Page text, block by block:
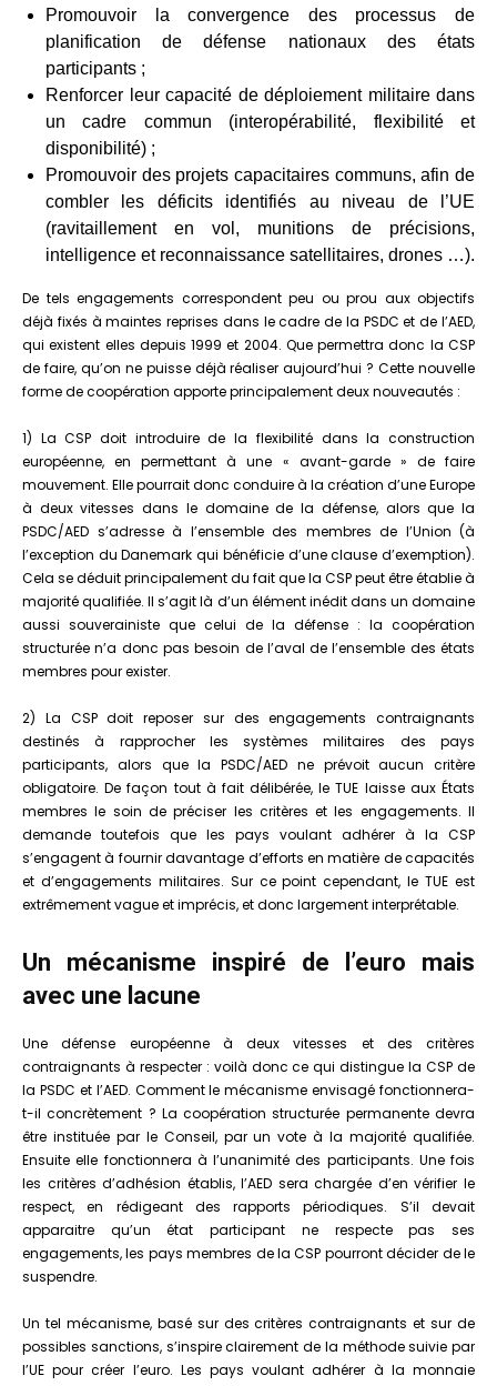
Promouvoir la convergence des processus de
planification de défense nationaux des états
participants ;
Renforcer leur capacité de déploiement militaire dans
un cadre commun (interopérabilité, flexibilité et
disponibilité) ;
Promouvoir des projets capacitaires communs, afin de
combler les déficits identifiés au niveau de l’UE
(ravitaillement en vol, munitions de précisions,
intelligence et reconnaissance satellitaires, drones …).
De tels engagements correspondent peu ou prou aux objectifs
déjà fixés à maintes reprises dans le cadre de la PSDC et de l’AED,
qui existent elles depuis 1999 et 2004. Que permettra donc la CSP
de faire, qu’on ne puisse déjà réaliser aujourd’hui ? Cette nouvelle
forme de coopération apporte principalement deux nouveautés :
1) La CSP doit introduire de la flexibilité dans la construction
européenne, en permettant à une « avant-garde » de faire
mouvement. Elle pourrait donc conduire à la création d’une Europe
à deux vitesses dans le domaine de la défense, alors que la
PSDC/AED s’adresse à l’ensemble des membres de l’Union (à
l’exception du Danemark qui bénéficie d’une clause d’exemption).
Cela se déduit principalement du fait que la CSP peut être établie à
majorité qualifiée. Il s’agit là d’un élément inédit dans un domaine
aussi souverainiste que celui de la défense : la coopération
structurée n’a donc pas besoin de l’aval de l’ensemble des états
membres pour exister.
2) La CSP doit reposer sur des engagements contraignants
destinés à rapprocher les systèmes militaires des pays
participants, alors que la PSDC/AED ne prévoit aucun critère
obligatoire. De façon tout à fait délibérée, le TUE laisse aux États
membres le soin de préciser les critères et les engagements. Il
demande toutefois que les pays voulant adhérer à la CSP
s’engagent à fournir davantage d’efforts en matière de capacités
et d’engagements militaires. Sur ce point cependant, le TUE est
extrêmement vague et imprécis, et donc largement interprétable.
Un mécanisme inspiré de l’euro mais
avec une lacune
Une défense européenne à deux vitesses et des critères
contraignants à respecter : voilà donc ce qui distingue la CSP de
la PSDC et l’AED. Comment le mécanisme envisagé fonctionnera-
t-il concrètement ? La coopération structurée permanente devra
être instituée par le Conseil, par un vote à la majorité qualifiée.
Ensuite elle fonctionnera à l’unanimité des participants. Une fois
les critères d’adhésion établis, l’AED sera chargée d’en vérifier le
respect, en rédigeant des rapports périodiques. S’il devait
apparaitre qu’un état participant ne respecte pas ses
engagements, les pays membres de la CSP pourront décider de le
suspendre.
Un tel mécanisme, basé sur des critères contraignants et sur de
possibles sanctions, s’inspire clairement de la méthode suivie par
l’UE pour créer l’euro. Les pays voulant adhérer à la monnaie